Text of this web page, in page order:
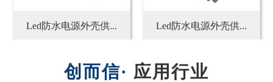
Led防水电源外壳供... Led防水电源外壳供...
应用行业